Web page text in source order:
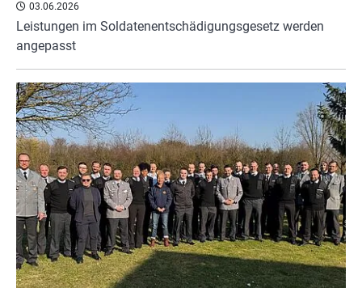
03.06.2026
Leistungen im Soldatenentschädigungsgesetz werden
angepasst